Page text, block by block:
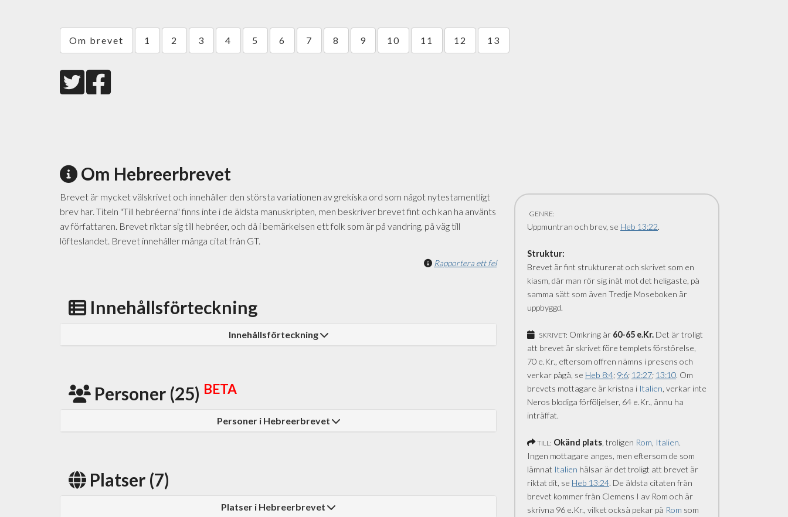
Om brevet 1 2 3 4 5 6 7 8 9 10 11 12 13
Om Hebreerbrevet
Brevet är mycket välskrivet och innehåller den största variationen av grekiska ord som något nytestamentligt
brev har. Titeln "Till hebréerna" finns inte i de äldsta manuskripten, men beskriver brevet fint och kan ha använts
av författaren. Brevet riktar sig till hebréer, och då i bemärkelsen ett folk som är på vandring, på väg till
löfteslandet. Brevet innehåller många citat från GT.
Rapportera ett fel
Innehållsförteckning
Innehållsförteckning
Personer (25) BETA
Personer i Hebreerbrevet
Platser (7)
Platser i Hebreerbrevet
GENRE:
Uppmuntran och brev, se Heb 13:22.
Struktur:
Brevet är fint strukturerat och skrivet som en
kiasm, där man rör sig inåt mot det heligaste, på
samma sätt som även Tredje Moseboken är
uppbyggd.
SKRIVET: Omkring år 60-65 e.Kr. Det är troligt
att brevet är skrivet före templets förstörelse,
70 e.Kr., eftersom offren nämns i presens och
verkar pågå, se Heb 8:4; 9:6; 12:27; 13:10. Om
brevets mottagare är kristna i Italien , verkar inte
Neros blodiga förföljelser, 64 e.Kr., ännu ha
inträffat.
TILL: Okänd plats , troligen Rom Italien.
Ingen mottagare anges, men eftersom de som
lämnat Italien hälsar är det troligt att brevet är
riktat dit, se Heb 13:24. De äldsta citaten från
brevet kommer från Clemens I av Rom och är
skrivna 96 e.Kr., vilket också pekar på Rom som